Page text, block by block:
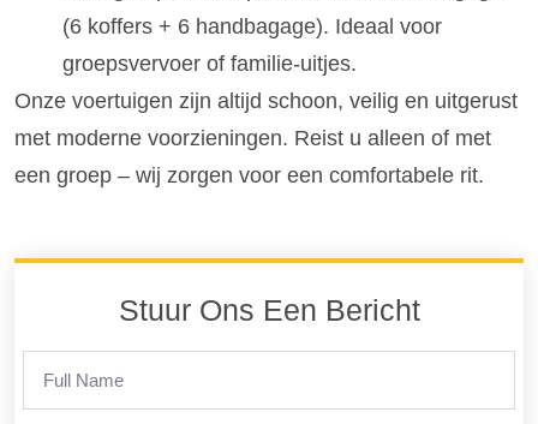
(6 koffers + 6 handbagage). Ideaal voor
groepsvervoer of familie-uitjes.
Onze voertuigen zijn altijd schoon, veilig en uitgerust
met moderne voorzieningen. Reist u alleen of met
een groep – wij zorgen voor een comfortabele rit.
Stuur Ons Een Bericht